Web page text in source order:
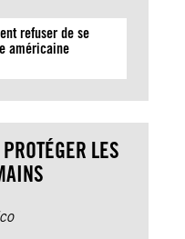
refuser de se
américaine
LES